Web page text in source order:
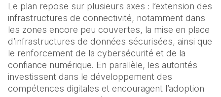
Le plan repose sur plusieurs axes : l’extension des
infrastructures de connectivité, notamment dans
les zones encore peu couvertes, la mise en place
d’infrastructures de données sécurisées, ainsi que
le renforcement de la cybersécurité et de la
confiance numérique. En parallèle, les autorités
investissent dans le développement des
compétences digitales et encouragent l’adoption